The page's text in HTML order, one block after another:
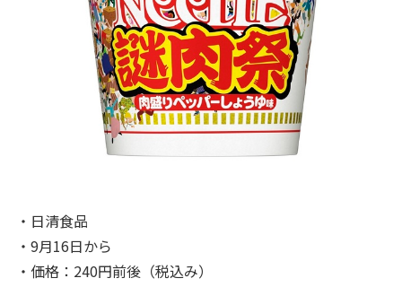
・日清食品
・9月16日から
・価格：240円前後（税込み）